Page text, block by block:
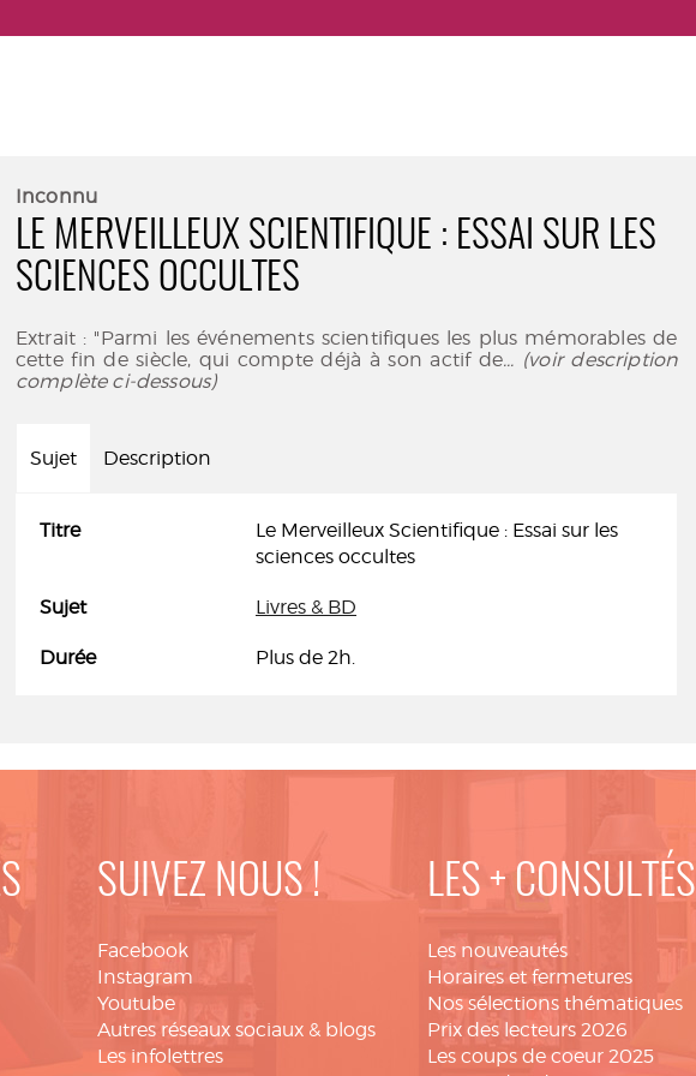
Inconnu
LE MERVEILLEUX SCIENTIFIQUE : ESSAI SUR LES
SCIENCES OCCULTES
Extrait : "Parmi les événements scientifiques les plus mémorables de
cette fin de siècle, qui compte déjà à son actif de... (voir description
complète ci-dessous)
Sujet Description
Titre
Le Merveilleux Scientifique : Essai sur les
sciences occultes
Sujet Livres & BD
Durée Plus de 2h.
SUIVEZ NOUS !
Facebook
Instagram
Youtube
Autres réseaux sociaux & blogs
Les infolettres
LES + CONSULTÉS
Les nouveautés
Horaires et fermetures
Nos sélections thématiques
Prix des lecteurs 2026
Les coups de coeur 2025